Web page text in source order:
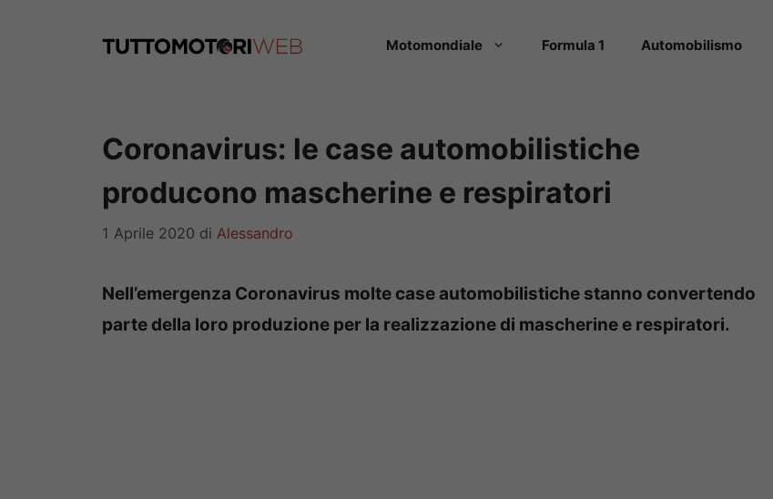
Motomondiale Formula 1 Automobilismo
Coronavirus: le case automobilistiche
producono mascherine e respiratori
1 Aprile 2020 di Alessandro
Nell’emergenza Coronavirus molte case automobilistiche stanno convertendo
parte della loro produzione per la realizzazione di mascherine e respiratori.